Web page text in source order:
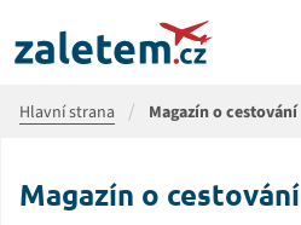
Hlavní strana Magazín o cestování
Magazín o cestování